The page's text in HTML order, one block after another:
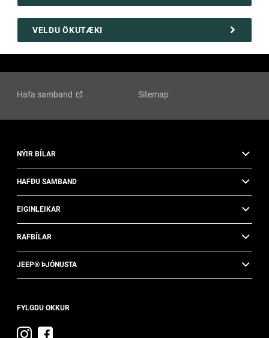
NEW
WINDOW
VELDU ÖKUTÆKI
Hafa samband Sitemap
NÝIR BÍLAR
HAFÐU SAMBAND
EIGINLEIKAR
RAFBÍLAR
JEEP® ÞJÓNUSTA
FYLGDU OKKUR
Heimsæktu
Skoðaðu